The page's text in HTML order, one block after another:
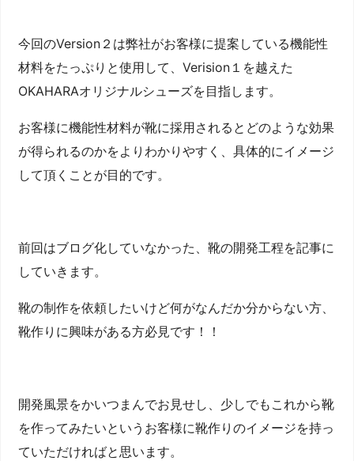
今回のVersion２は弊社がお客様に提案している機能性
材料をたっぷりと使用して、Verision１を越えた
OKAHARAオリジナルシューズを目指します。
お客様に機能性材料が靴に採用されるとどのような効果
が得られるのかをよりわかりやすく、具体的にイメージ
して頂くことが目的です。
前回はブログ化していなかった、靴の開発工程を記事に
していきます。
靴の制作を依頼したいけど何がなんだか分からない方、
靴作りに興味がある方必見です！！
開発風景をかいつまんでお見せし、少しでもこれから靴
を作ってみたいというお客様に靴作りのイメージを持っ
ていただければと思います。